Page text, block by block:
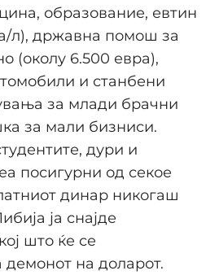
образование, евтин
л), државна помош за
(околу 6.500 евра),
и станбени
за млади брачни
за мали бизниси.
дури и
посигурни од секое
динар никогаш
ја снајде
што ќе се
демонот на доларот.